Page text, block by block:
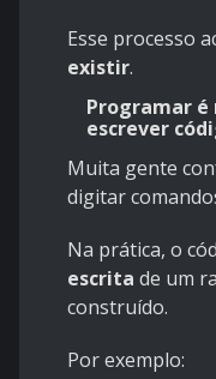
Esse processo
existir.
Programar é
escrever
Muita gente
digitar
Na prática, o
escrita de um
construído.
Por exemplo: